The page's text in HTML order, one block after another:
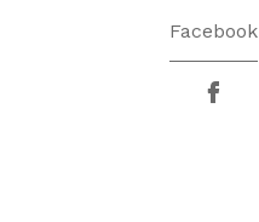
Facebook